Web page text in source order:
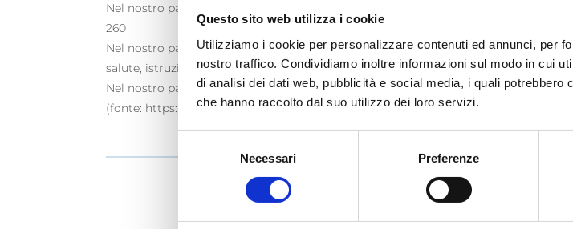
Questo sito web utilizza i cookie
Utilizziamo i cookie per personalizzare contenuti ed annunci, per
nostro traffico. Condividiamo inoltre informazioni sul modo in cui
di analisi dei dati web, pubblicità e social media, i quali
che hanno raccolto dal suo utilizzo dei loro servizi.
del
Necessari Preferenze
Nel nostro paese, in che misura le ICT abilitano nuovi modelli organizzativi (es. i
260
Nel nostro paese, in che misura le tecnologie dell’informazione e della
salute, istruzione, finanza, servizi)? Pag. 264
Nel nostro paese, fino a che punto l’uso delle ICT da parte del Governo permette
(fonte: https://www.weforum.org/reports/the-global-information-technology-report-
Vuoi